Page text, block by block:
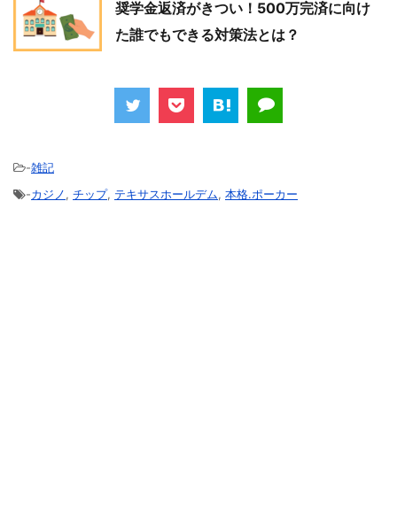
奨学金返済がきつい！500万完済に向け
た誰でもできる対策法とは？
-雑記
-カジノ, チップ, テキサスホールデム, 本格.ポーカー